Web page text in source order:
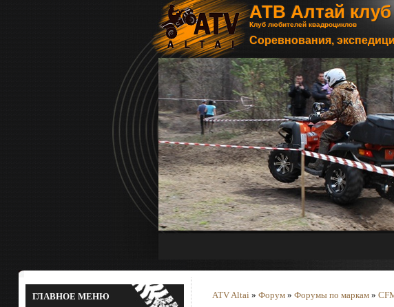
АТВ Алтай клуб
Клуб любителей квадроциклов
Соревнования,
ГЛАВНОЕ МЕНЮ ATV Altai » Форум » Форумы по маркам »